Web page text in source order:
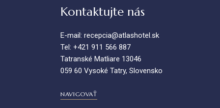
Kontaktujte nás
E-mail: recepcia@atlashotel.sk
Tel: +421 911 566 887
Tatranské Matliare 13046
059 60 Vysoké Tatry, Slovensko
NAVIGOVAŤ